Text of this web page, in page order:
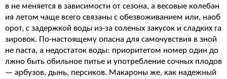
в не меняется в зависимости от сезона, а весовые колебан
ия летом чаще всего связаны с обезвоживанием или, наоб
орот, с задержкой воды из-за соленых закусок и сладких га
зировок. По-настоящему опасна для самочувствия в зной
не паста, а недостаток воды: приоритетом номер один до
лжно быть обильное питье и употребление сочных плодов
— арбузов, дынь, персиков. Макароны же, как надежный